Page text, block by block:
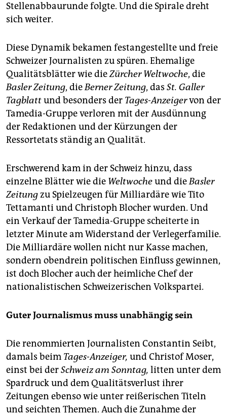
Stellenabbaurunde folgte. Und die Spirale dreht
sich weiter.
Diese Dynamik bekamen festangestellte und freie
Schweizer Journalisten zu spüren. Ehemalige
Qualitätsblätter wie dieZürcher Weltwoche, die
Basler Zeitung, dieBerner Zeitung, das St. Galler
Tagblattund besonders der Tages-Anzeigervon der
Tamedia-Gruppe verloren mit der Ausdünnung
der Redaktionen und der Kürzungen der
Ressortetats ständig an Qualität.
Erschwerend kam in der Schweiz hinzu, dass
einzelne Blätter wie die Weltwocheund dieBasler
Zeitungzu Spielzeugen für Milliardäre wie Tito
Tettamanti und Christoph Blocher wurden. Und
ein Verkauf der Tamedia-Gruppe scheiterte in
letzter Minute am Widerstand der Verlegerfamilie.
Die Milliardäre wollen nicht nur Kasse machen,
sondern obendrein politischen Einfluss gewinnen,
ist doch Blocher auch der heimliche Chef der
nationalistischen Schweizerischen Volkspartei.
Guter Journalismus muss unabhängig sein
Die renommierten Journalisten Constantin Seibt,
damals beim Tages-Anzeiger, und Chris­tof Moser,
einst bei derSchweiz am Sonntag, litten unter dem
Spardruck und dem Qualitätsverlust ihrer
Zeitungen ebenso wie unter reißerischen Titeln
und seichten Themen. Auch die Zunahme der